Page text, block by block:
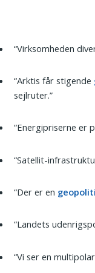
“Virksomheden
“Arktis får stigende
sejlruter.”
“Energipriserne er
“Satellit-
“Der er en
“Landets
“Vi ser en multipolar